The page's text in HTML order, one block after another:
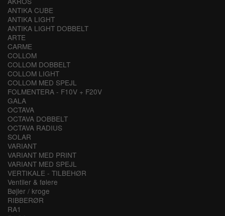
ANTIKA CUBE
ANTIKA LIGHT
ANTIKA LIGHT DOBBELT
ARTE
CARME
COLLOM
COLLOM DOBBELT
COLLOM LIGHT
COLLOM MED SPEJL
FOLMENTERA - F10V + F20V
GALA
OCTAVA
OCTAVA DOBBELT
OCTAVA RADIUS
SOLAR
VARIANT
VARIANT MED PRINT
VARIANT MED SPEJL
VERTIKALE - TILBEHØR
Ventiler & følere
Bøjler / kroge
RIBBERØR
RA1